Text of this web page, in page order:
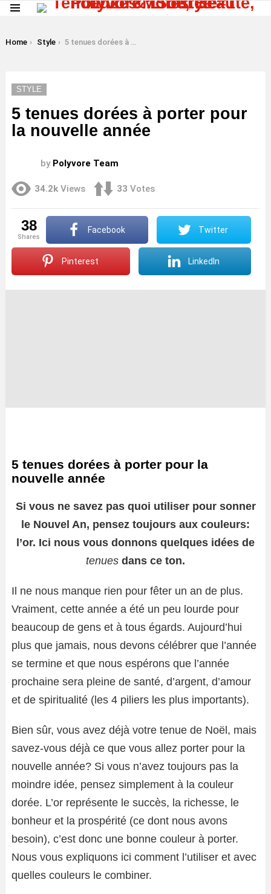
You are here:
Home Style 5 tenues dorées à porter pour la nouvelle année
STYLE
5 tenues dorées à porter pour
la nouvelle année
by Polyvore Team
34.2k Views 33 Votes
38
shares
Facebook Twitter
Pinterest LinkedIn
5 tenues dorées à porter pour la
nouvelle année
Si vous ne savez pas quoi utiliser pour sonner
le Nouvel An, pensez toujours aux couleurs:
l’or. Ici nous vous donnons quelques idées de
tenues dans ce ton.
Il ne nous manque rien pour fêter un an de plus.
Vraiment, cette année a été un peu lourde pour
beaucoup de gens et à tous égards. Aujourd’hui
plus que jamais, nous devons célébrer que l’année
se termine et que nous espérons que l’année
prochaine sera pleine de santé, d’argent, d’amour
et de spiritualité (les 4 piliers les plus importants).
Bien sûr, vous avez déjà votre tenue de Noël, mais
savez-vous déjà ce que vous allez porter pour la
nouvelle année? Si vous n’avez toujours pas la
moindre idée, pensez simplement à la couleur
dorée. L’or représente le succès, la richesse, le
bonheur et la prospérité (ce dont nous avons
besoin), c’est donc une bonne couleur à porter.
Nous vous expliquons ici comment l’utiliser et avec
quelles couleurs le combiner.